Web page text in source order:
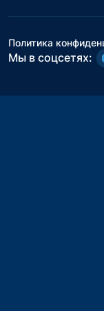
Политика
Мы в соцсетях: